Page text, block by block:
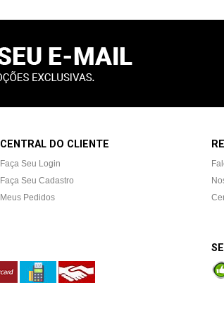
CENTRAL DO CLIENTE
Faça Seu Login
Faça Seu Cadastro
Meus Pedidos